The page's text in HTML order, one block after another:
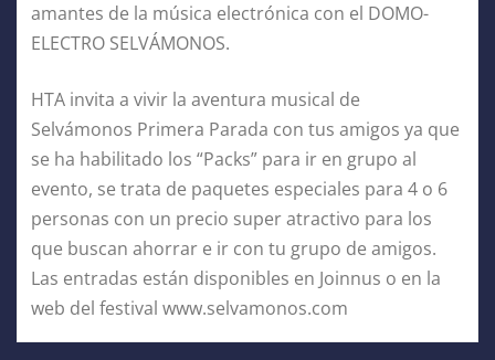
amantes de la música electrónica con el DOMO-
ELECTRO SELVÁMONOS.
HTA invita a vivir la aventura musical de
Selvámonos Primera Parada con tus amigos ya que
se ha habilitado los “Packs” para ir en grupo al
evento, se trata de paquetes especiales para 4 o 6
personas con un precio super atractivo para los
que buscan ahorrar e ir con tu grupo de amigos.
Las entradas están disponibles en Joinnus o en la
web del festival www.selvamonos.com